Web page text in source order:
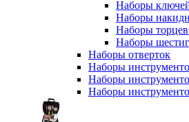
Наборы
Наборы
Наборы
Наборы
Наборы отверток
Наборы
Наборы
Наборы